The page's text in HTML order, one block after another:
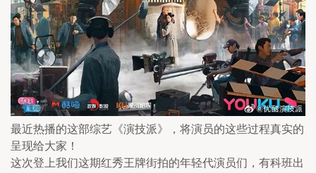
最近热播的这部综艺《演技派》，将演员的这些过程真实的
呈现给大家！
这次登上我们这期红秀王牌街拍的年轻代演员们，有科班出